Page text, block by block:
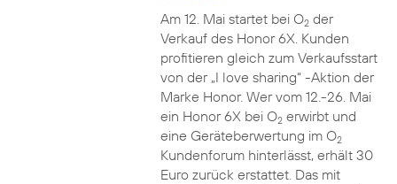
Am 12. Mai startet bei O2der
Verkauf des Honor 6X. Kunden
profitieren gleich zum Verkaufsstart
von der „I love sharing“ -Aktion der
Marke Honor. Wer vom 12.-26. Mai
ein Honor 6X bei O2erwirbt und
eine Geräteberwertung im O2
Kundenforum hinterlässt, erhält 30
Euro zurück erstattet. Das mit